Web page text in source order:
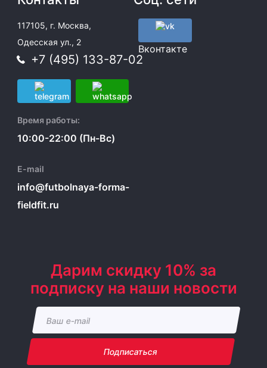
117105, г. Москва,
Одесская ул., 2
+7 (495) 133-87-02
Время работы:
10:00-22:00 (Пн-Вс)
E-mail
info@futbolnaya-forma-
fieldfit.ru
Вконтакте
Дарим скидку 10% за
подписку на наши новости
Подписаться